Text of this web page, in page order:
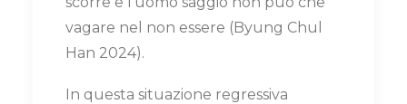
vagare nel non essere (Byung Chul
Han 2024).
In questa situazione regressiva